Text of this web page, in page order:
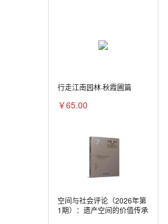
行走江南园林·秋霞圃篇
￥65.00
空间与社会评论（2026年第
1期）：遗产空间的价值传承